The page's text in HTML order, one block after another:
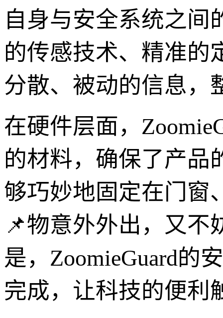
自身与安全系统之间
的传感技术、精准的
分散、被动的信息，
在硬件层面，
的材料，确保了产品
够巧妙地固定在门窗
📌物意外外出，又不
是，ZoomieGuard的
完成，让科技的便利